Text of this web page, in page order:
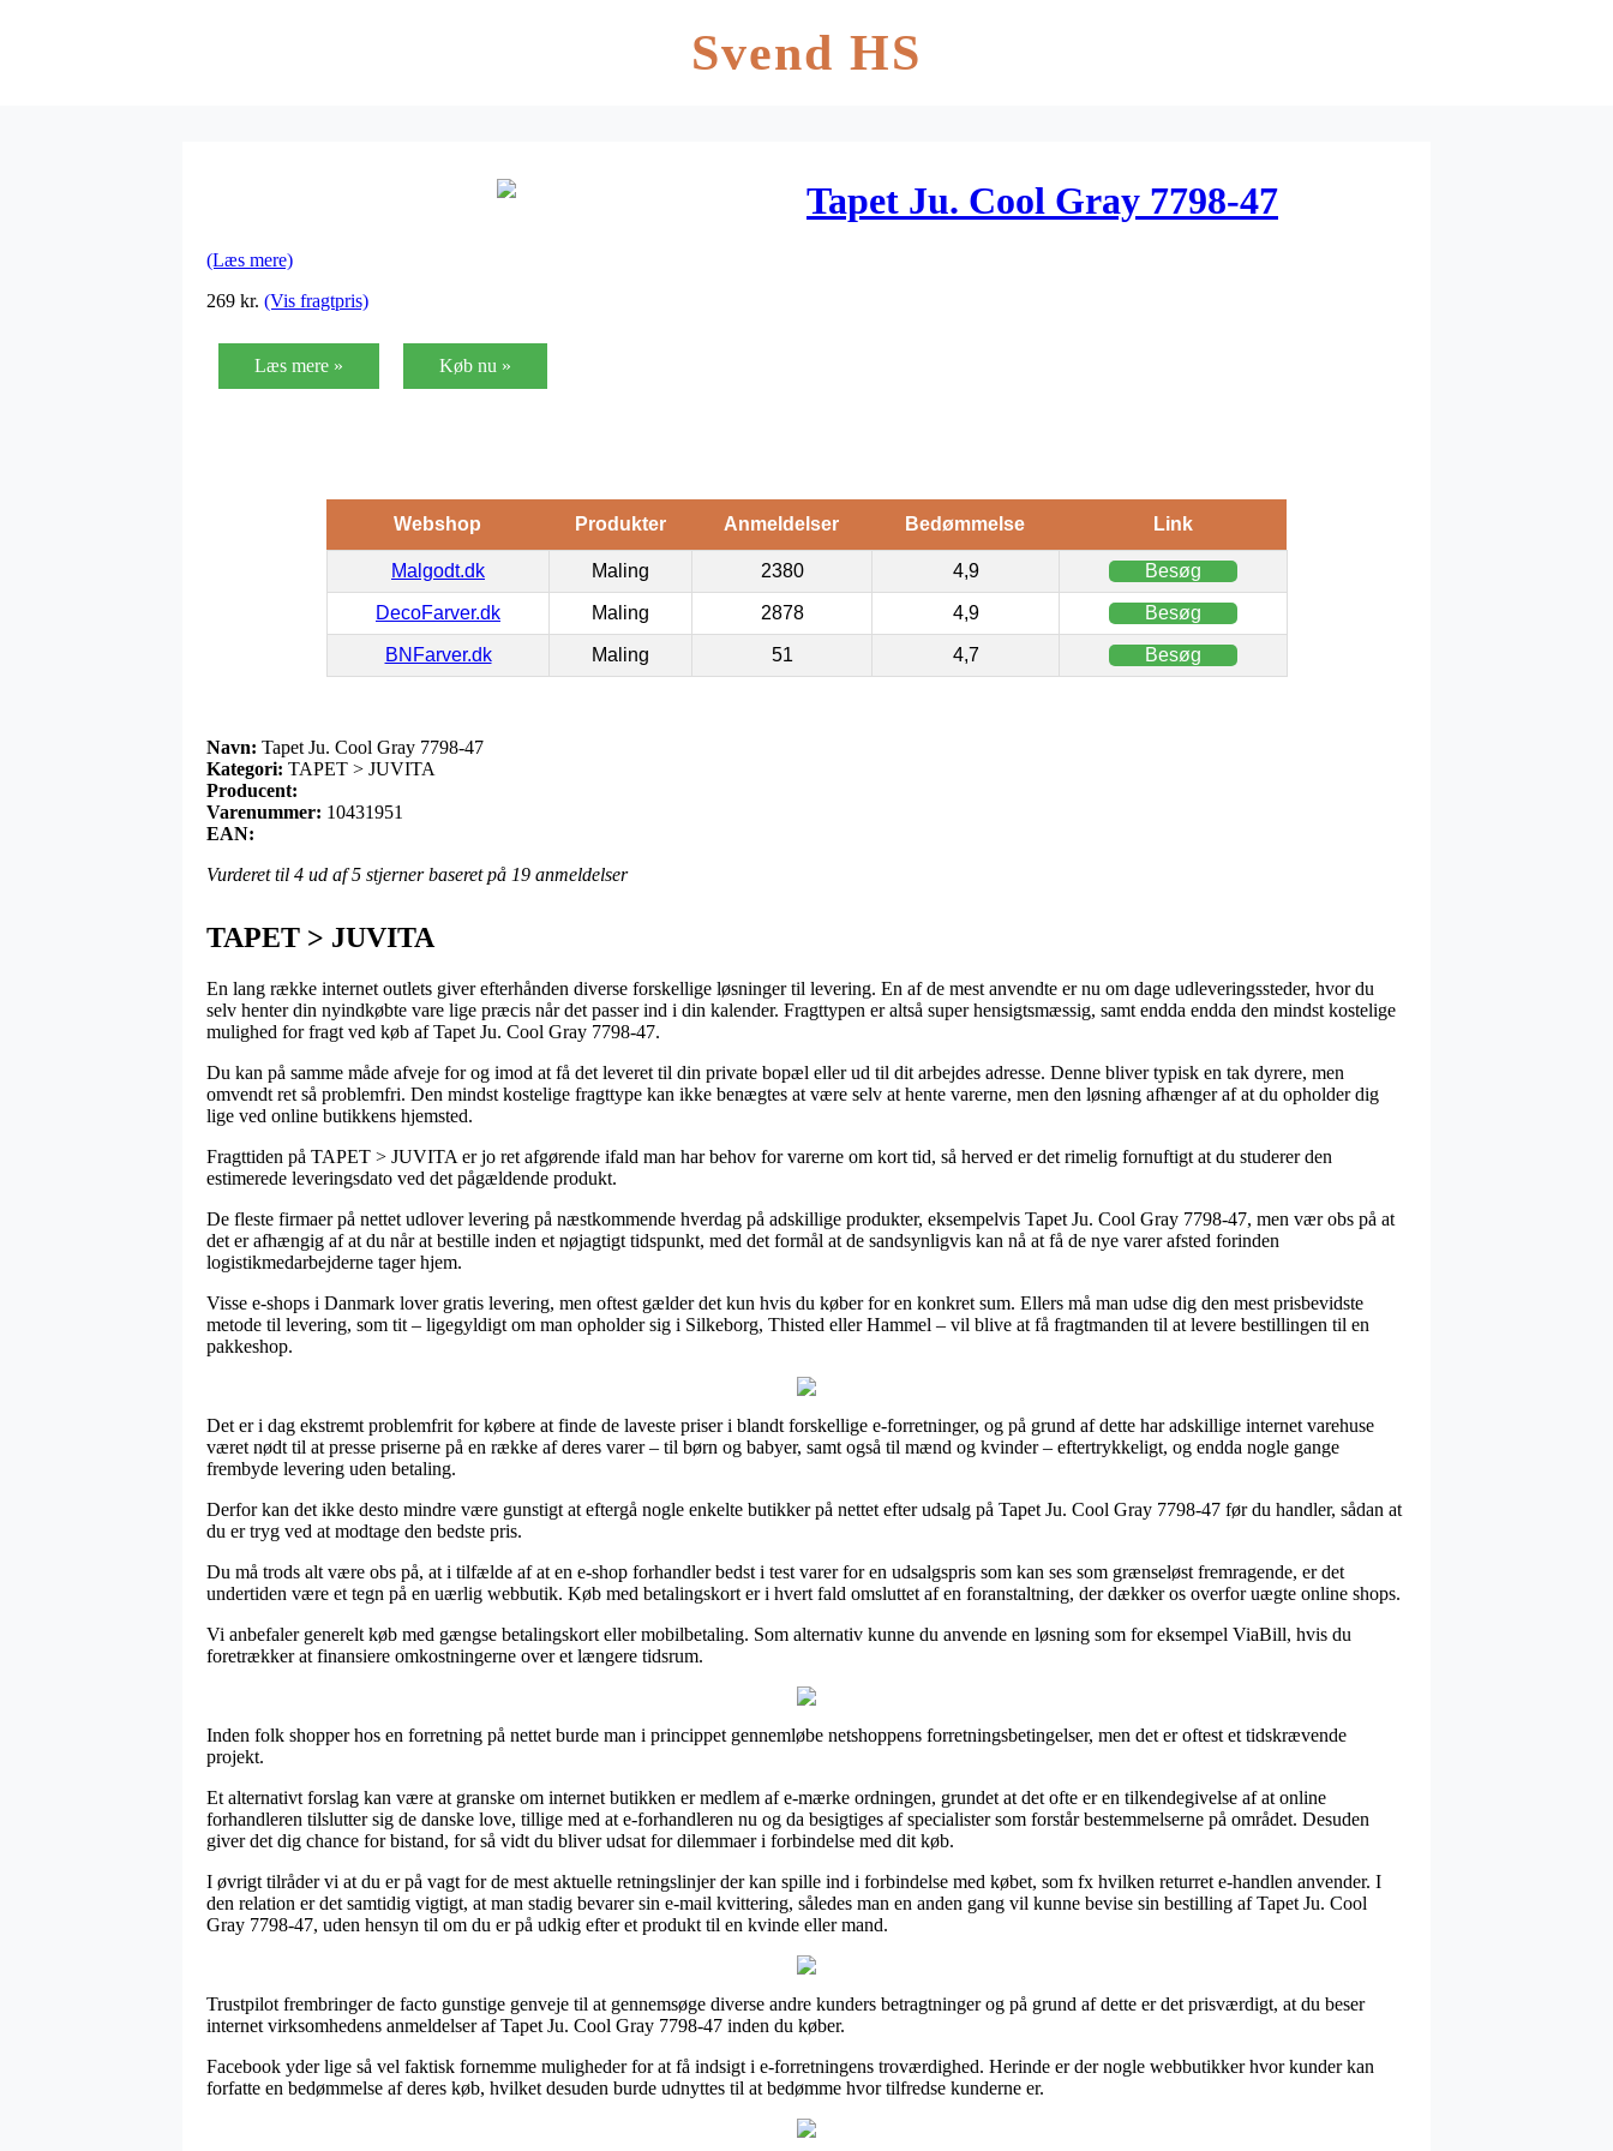
Svend HS
Tapet Ju. Cool Gray 7798-47
(Læs mere)
269 kr. (Vis fragtpris)
Læs mere » Køb nu »
Webshop Produkter Anmeldelser Bedømmelse Link
Malgodt.dk Maling 2380 4,9 Besøg
DecoFarver.dk Maling 2878 4,9 Besøg
BNFarver.dk Maling 51 4,7 Besøg
Navn: Tapet Ju. Cool Gray 7798-47
Kategori: TAPET > JUVITA
Producent:
Varenummer: 10431951
EAN:
Vurderet til 4 ud af 5 stjerner baseret på 19 anmeldelser
TAPET > JUVITA
En lang række internet outlets giver efterhånden diverse forskellige løsninger til levering. En af de mest anvendte er nu om dage udleveringssteder, hvor du
selv henter din nyindkøbte vare lige præcis når det passer ind i din kalender. Fragttypen er altså super hensigtsmæssig, samt endda endda den mindst kostelige
mulighed for fragt ved køb af Tapet Ju. Cool Gray 7798-47.
Du kan på samme måde afveje for og imod at få det leveret til din private bopæl eller ud til dit arbejdes adresse. Denne bliver typisk en tak dyrere, men
omvendt ret så problemfri. Den mindst kostelige fragttype kan ikke benægtes at være selv at hente varerne, men den løsning afhænger af at du opholder dig
lige ved online butikkens hjemsted.
Fragttiden på TAPET > JUVITA er jo ret afgørende ifald man har behov for varerne om kort tid, så herved er det rimelig fornuftigt at du studerer den
estimerede leveringsdato ved det pågældende produkt.
De fleste firmaer på nettet udlover levering på næstkommende hverdag på adskillige produkter, eksempelvis Tapet Ju. Cool Gray 7798-47, men vær obs på at
det er afhængig af at du når at bestille inden et nøjagtigt tidspunkt, med det formål at de sandsynligvis kan nå at få de nye varer afsted forinden
logistikmedarbejderne tager hjem.
Visse e-shops i Danmark lover gratis levering, men oftest gælder det kun hvis du køber for en konkret sum. Ellers må man udse dig den mest prisbevidste
metode til levering, som tit – ligegyldigt om man opholder sig i Silkeborg, Thisted eller Hammel – vil blive at få fragtmanden til at levere bestillingen til en
pakkeshop.
Det er i dag ekstremt problemfrit for købere at finde de laveste priser i blandt forskellige e-forretninger, og på grund af dette har adskillige internet varehuse
været nødt til at presse priserne på en række af deres varer – til børn og babyer, samt også til mænd og kvinder – eftertrykkeligt, og endda nogle gange
frembyde levering uden betaling.
Derfor kan det ikke desto mindre være gunstigt at eftergå nogle enkelte butikker på nettet efter udsalg på Tapet Ju. Cool Gray 7798-47 før du handler, sådan at
du er tryg ved at modtage den bedste pris.
Du må trods alt være obs på, at i tilfælde af at en e-shop forhandler bedst i test varer for en udsalgspris som kan ses som grænseløst fremragende, er det
undertiden være et tegn på en uærlig webbutik. Køb med betalingskort er i hvert fald omsluttet af en foranstaltning, der dækker os overfor uægte online shops.
Vi anbefaler generelt køb med gængse betalingskort eller mobilbetaling. Som alternativ kunne du anvende en løsning som for eksempel ViaBill, hvis du
foretrækker at finansiere omkostningerne over et længere tidsrum.
Inden folk shopper hos en forretning på nettet burde man i princippet gennemløbe netshoppens forretningsbetingelser, men det er oftest et tidskrævende
projekt.
Et alternativt forslag kan være at granske om internet butikken er medlem af e-mærke ordningen, grundet at det ofte er en tilkendegivelse af at online
forhandleren tilslutter sig de danske love, tillige med at e-forhandleren nu og da besigtiges af specialister som forstår bestemmelserne på området. Desuden
giver det dig chance for bistand, for så vidt du bliver udsat for dilemmaer i forbindelse med dit køb.
I øvrigt tilråder vi at du er på vagt for de mest aktuelle retningslinjer der kan spille ind i forbindelse med købet, som fx hvilken returret e-handlen anvender. I
den relation er det samtidig vigtigt, at man stadig bevarer sin e-mail kvittering, således man en anden gang vil kunne bevise sin bestilling af Tapet Ju. Cool
Gray 7798-47, uden hensyn til om du er på udkig efter et produkt til en kvinde eller mand.
Trustpilot frembringer de facto gunstige genveje til at gennemsøge diverse andre kunders betragtninger og på grund af dette er det prisværdigt, at du beser
internet virksomhedens anmeldelser af Tapet Ju. Cool Gray 7798-47 inden du køber.
Facebook yder lige så vel faktisk fornemme muligheder for at få indsigt i e-forretningens troværdighed. Herinde er der nogle webbutikker hvor kunder kan
forfatte en bedømmelse af deres køb, hvilket desuden burde udnyttes til at bedømme hvor tilfredse kunderne er.